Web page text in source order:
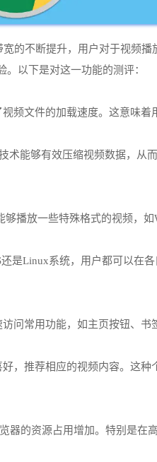
的不断提升，用户对于视频
以下是对这一功能的测评：
频文件的加载速度。这意味着
能够有效压缩视频数据，从
播放一些特殊格式的视频，
是Linux系统，用户都可以在
问常用功能，如主页按钮、
，推荐相应的视频内容。这种
器的资源占用增加。特别是在高